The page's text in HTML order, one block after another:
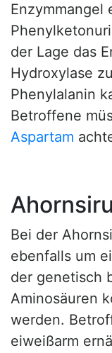
Enzymmangel
der Lage das
Hydroxylase
Phenylalanin
Betroffene
Aspartam
Bei der
ebenfalls um
der genetisch
Aminosäuren
werden.
eiweißarm